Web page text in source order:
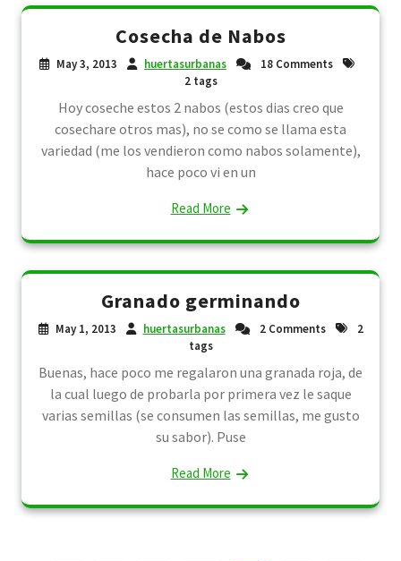
Cosecha de Nabos
May 3, 2013 huertasurbanas
18 Comments
2 tags
Hoy coseche estos 2 nabos (estos dias creo que
cosechare otros mas), no se como se llama esta
variedad (me los vendieron como nabos solamente),
hace poco vi en un
Read More
Granado germinando
May 1, 2013 huertasurbanas 2 Comments
2
tags
Buenas, hace poco me regalaron una granada roja, de
la cual luego de probarla por primera vez le saque
varias semillas (se consumen las semillas, me gusto
su sabor). Puse
Read More